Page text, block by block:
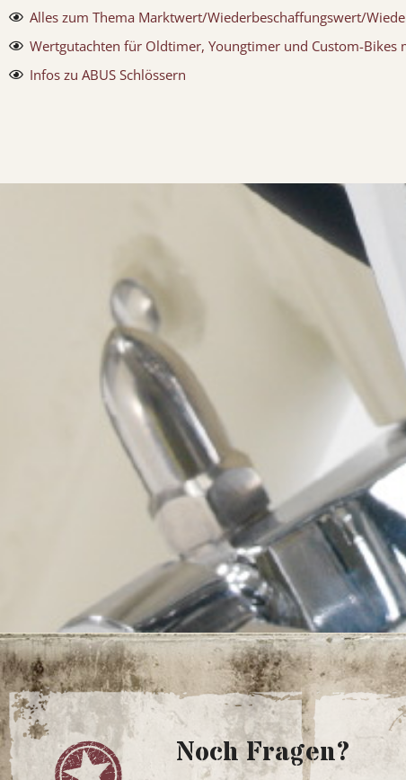
Alles zum Thema Marktwert/Wiederbeschaffungswert/
Wertgutachten für Oldtimer, Youngtimer und Custom-Bikes
Infos zu ABUS Schlössern
Noch Fragen?